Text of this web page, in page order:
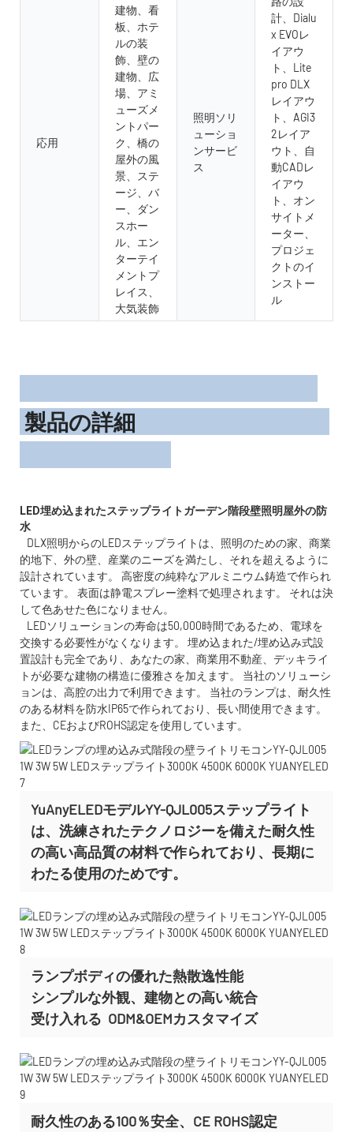
応用
建物、看
板、ホテ
ルの装
飾、壁の
建物、広
場、アミ
ューズメ
ントパー
ク、橋の
屋外の風
景、ステ
ージ、バ
ー、ダン
スホー
ル、エン
ターテイ
メントプ
レイス、
大気装飾
照明ソリ
ューショ
ンサービ
ス
計、Dialu
x EVOレ
イアウ
ト、Lite
pro DLX
レイアウ
ト、AGI3
2レイア
ウト、自
動CADレ
イアウ
ト、オン
サイトメ
ーター、
プロジェ
クトのイ
ンストー
ル
製品の詳細
LED埋め込まれたステップライトガーデン階段壁照明屋外の防
DLX照明からのLEDステップライトは、照明のための家、商業
的地下、外の壁、産業のニーズを満たし、それを超えるように
設計されています。 高密度の純粋なアルミニウム鋳造で作られ
ています。 表面は静電スプレー塗料で処理されます。 それは決
して色あせた色になりません。
LEDソリューションの寿命は50,000時間であるため、電球を
交換する必要性がなくなります。 埋め込まれた/埋め込み式設
置設計も完全であり、あなたの家、商業用不動産、デッキライ
トが必要な建物の構造に優雅さを加えます。 当社のソリューシ
ョンは、高腔の出力で利用できます。 当社のランプは、耐久性
のある材料を防水IP65で作られており、長い間使用できます。
また、CEおよびROHS認定を使用しています。
YuAnyELEDモデルYY-QJL005ステップライト
は、洗練されたテクノロジーを備えた耐久性
の高い高品質の材料で作られており、長期に
わたる使用のためです。
ランプボディの優れた熱散逸性能
シンプルな外観、建物との高い統合
受け入れる ODM&OEMカスタマイズ
耐久性のある100％安全、CE ROHS認定